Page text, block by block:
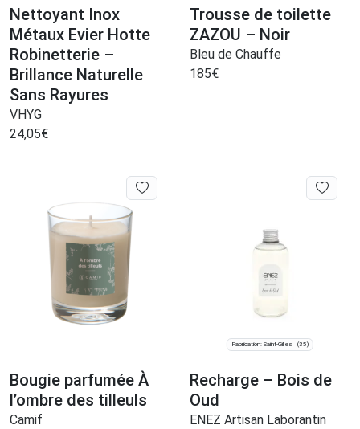
Nettoyant Inox
Métaux Evier Hotte
Robinetterie –
Brillance Naturelle
Sans Rayures
VHYG
24,05€
Trousse de toilette
ZAZOU – Noir
Bleu de Chauffe
185€
Bougie parfumée À
l’ombre des tilleuls
Camif
Fabrication: Saint-Gilles (35)
Recharge – Bois de
Oud
ENEZ Artisan Laborantin